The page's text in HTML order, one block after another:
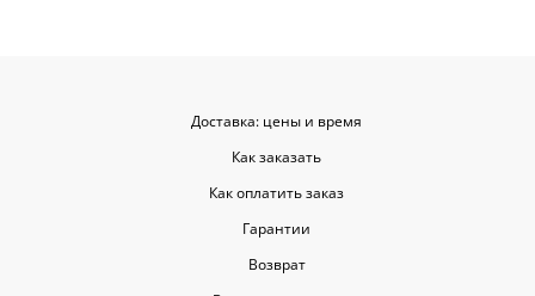
Доставка: цены и время
Как заказать
Как оплатить заказ
Гарантии
Возврат